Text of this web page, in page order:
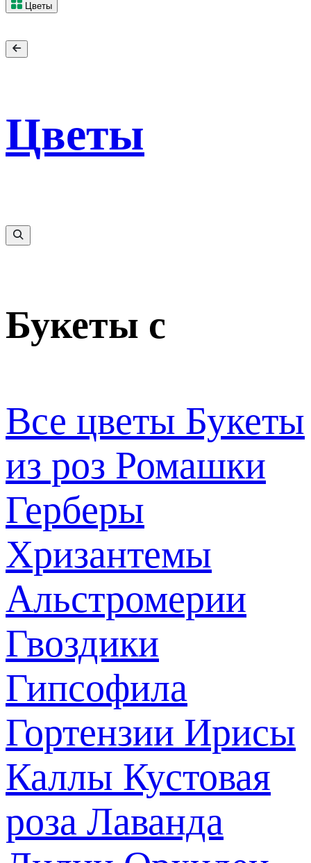
Цветы
Цветы
Букеты с
Все цветы Букеты
из роз Ромашки
Герберы
Хризантемы
Альстромерии
Гвоздики
Гипсофила
Гортензии Ирисы
Каллы Кустовая
роза Лаванда